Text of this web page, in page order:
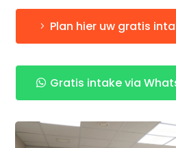
Plan hier uw gratis
Gratis intake via